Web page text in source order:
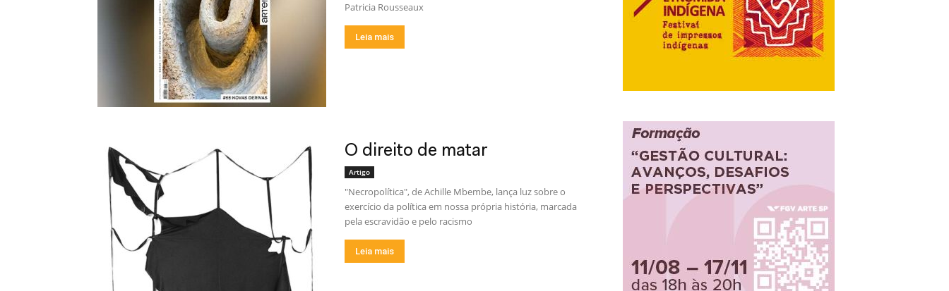
Patricia Rousseaux
Leia mais
O direito de matar
Artigo
"Necropolítica", de Achille Mbembe, lança luz sobre o
exercício da política em nossa própria história, marcada
pela escravidão e pelo racismo
Leia mais